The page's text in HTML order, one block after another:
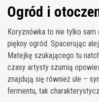
Ogród i
Koryznówka to nie tylko
piękny ogród. Spacerując
Matejkę szukającego tu
czasy artysty szumią
znajdują się również ule –
fermentu, tak